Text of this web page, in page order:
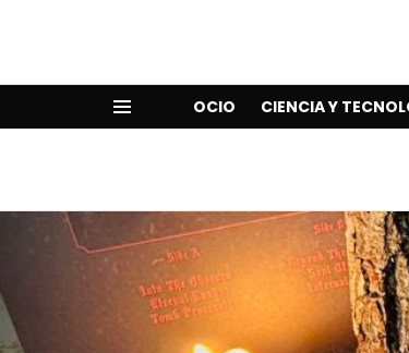
OCIO CIENCIA Y